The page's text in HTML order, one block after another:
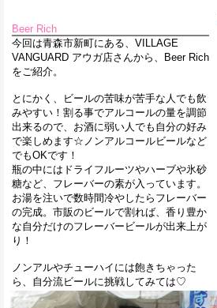
Beer Rich
今回は青森市新町にある、VILLAGE
VANGUARD アウガ店さんから、Beer Rich
をご紹介。
とにかく、ビールの苦味が苦手な人でも飲
みやすい！割る事でアルコールの量を調節
出来るので、お酒に弱い人でも自分の好み
で楽しめます☆ノンアルコールビールなど
でもOKです！
瓶の中にはドライフルーツやハーブや氷砂
糖など、フレーバーの素が入っています。
お湯を注いで数時間冷やしたらフレーバー
の完成。市販のビールで割れば、香り豊か
な自分だけのフレーバービールが出来上が
り！
ノンアルやチューハイには飽きちゃった
ら、自分流ビールに挑戦してみては♡